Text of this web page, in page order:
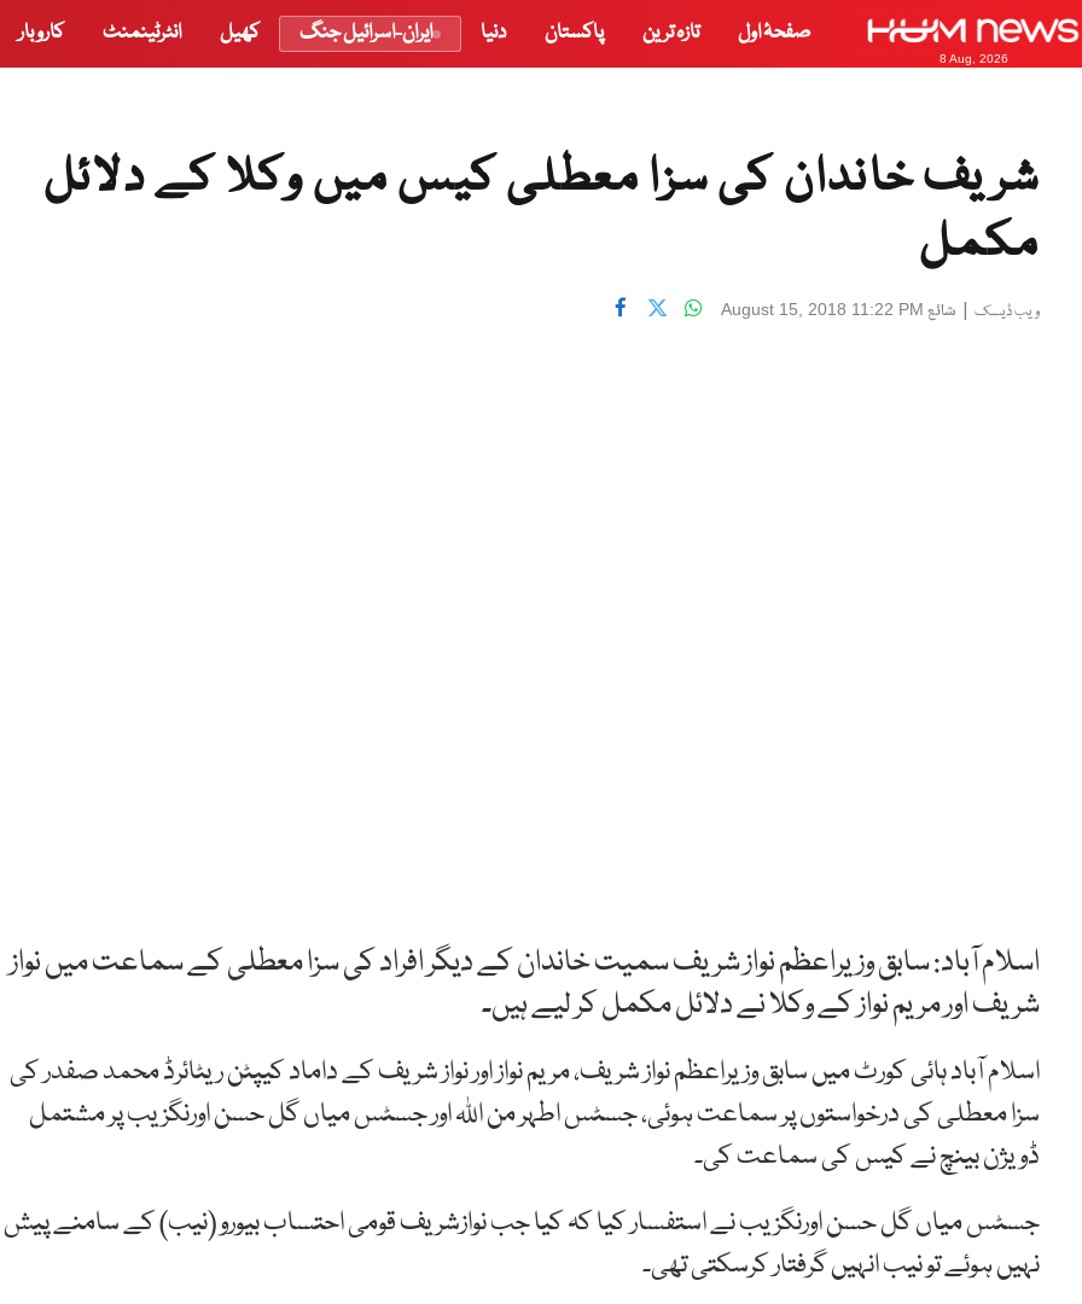
8 Aug, 2026
صفحۂ اول تازہ ترین پاکستان دنیا ایران-اسرائیل جنگ کھیل انٹرٹینمنٹ کاروبار
شریف خاندان کی سزا معطلی کیس میں وکلا کے دلائل
مکمل
ویب ڈیسک | شائع August 15, 2018 11:22 PM
اسلام آباد: سابق وزیراعظم نواز شریف سمیت خاندان کے دیگر افراد کی سزا معطلی کے سماعت میں نواز
شریف اور مریم نواز کے وکلا نے دلائل مکمل کر لیے ہیں۔
اسلام آباد ہائی کورٹ میں سابق وزیراعظم نواز شریف، مریم نواز اور نواز شریف کے داماد کیپٹن ریٹائرڈ محمد صفدر کی
سزا معطلی کی درخواستوں پر سماعت ہوئی، جسٹس اطہر من اللہ اور جسٹس میاں گل حسن اورنگزیب پر مشتمل
ڈویژن بینچ نے کیس کی سماعت کی۔
جسٹس میاں گل حسن اورنگزیب نے استفسار کیا کہ کیا جب نوازشریف قومی احتساب بیورو (نیب) کے سامنے پیش
نہیں ہوئے تو نیب انہیں گرفتار کرسکتی تھی۔